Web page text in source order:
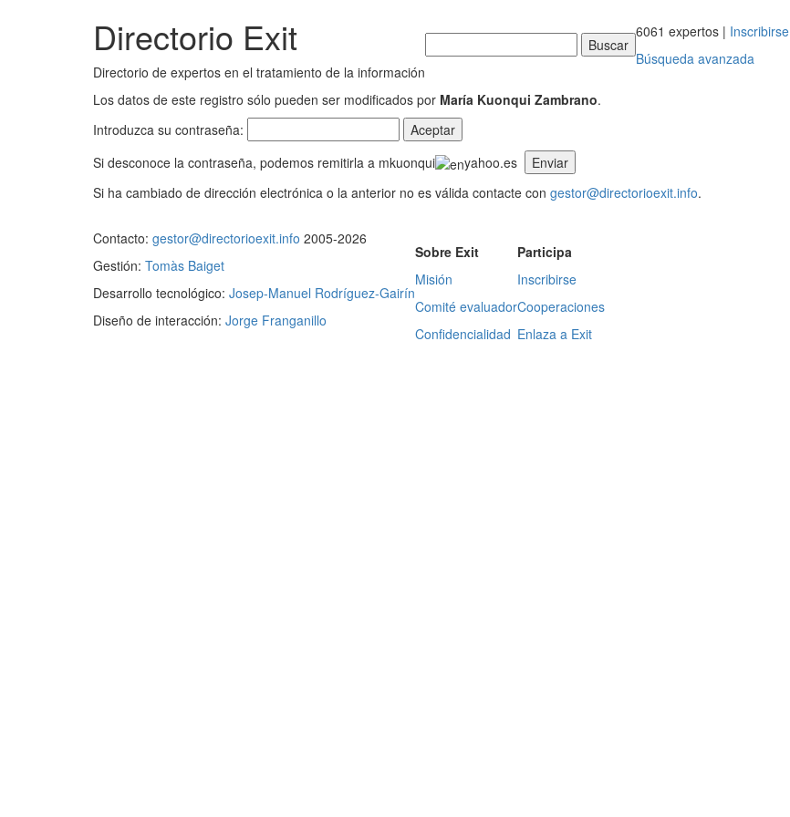
Directorio Exit
Directorio de expertos en el tratamiento de la información
6061 expertos | Inscribirse
Búsqueda avanzada
Los datos de este registro sólo pueden ser modificados por María Kuonqui Zambrano.
Introduzca su contraseña:
Si desconoce la contraseña, podemos remitirla a mkuonqui
yahoo.es
Si ha cambiado de dirección electrónica o la anterior no es válida contacte con gestor@directorioexit.info.
Contacto: gestor@directorioexit.info 2005-2026
Gestión: Tomàs Baiget
Desarrollo tecnológico: Josep-Manuel Rodríguez-Gairín
Diseño de interacción: Jorge Franganillo
Sobre Exit
Misión
Comité evaluador
Confidencialidad
Participa
Inscribirse
Cooperaciones
Enlaza a Exit